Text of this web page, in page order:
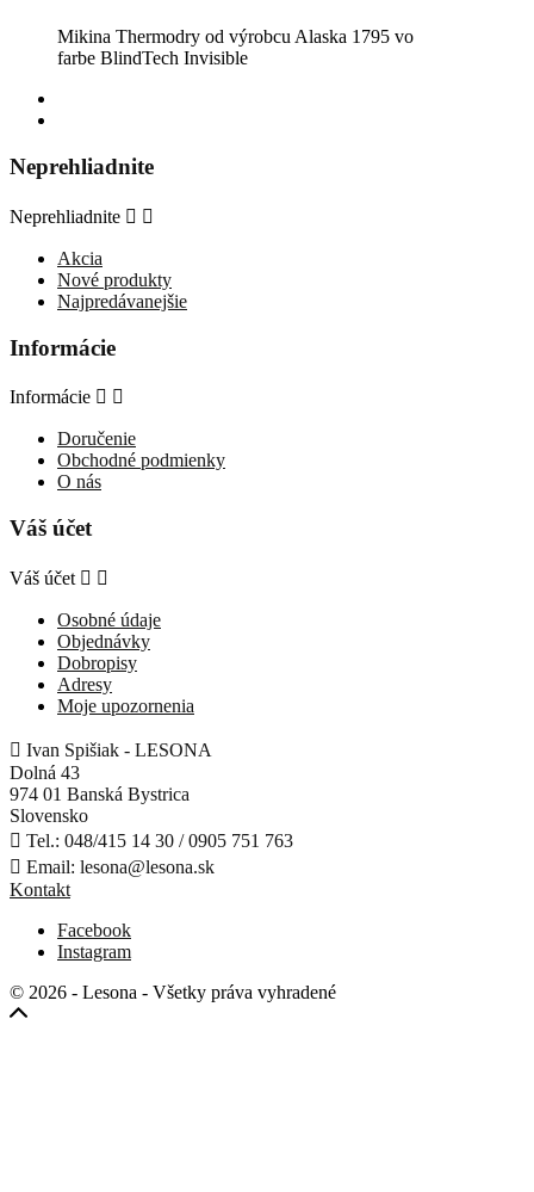
Mikina Thermodry od výrobcu Alaska 1795 vo
farbe BlindTech Invisible
Neprehliadnite
Neprehliadnite  
Akcia
Nové produkty
Najpredávanejšie
Informácie
Informácie  
Doručenie
Obchodné podmienky
O nás
Váš účet
Váš účet  
Osobné údaje
Objednávky
Dobropisy
Adresy
Moje upozornenia
 Ivan Spišiak - LESONA
Dolná 43
974 01 Banská Bystrica
Slovensko
 Tel.: 048/415 14 30 / 0905 751 763
 Email: lesona@lesona.sk
Kontakt
Facebook
Instagram
© 2026 - Lesona - Všetky práva vyhradené